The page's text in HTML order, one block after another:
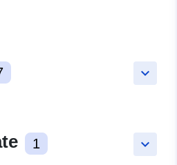
keyboard_arrow_down
keyboard_arrow_down
1